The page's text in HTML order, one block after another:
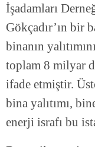
İşadamları
Gökçadır’ın bir
binanın
toplam 8 milyar
ifade etmiştir.
bina yalıtımı,
enerji israfı bu